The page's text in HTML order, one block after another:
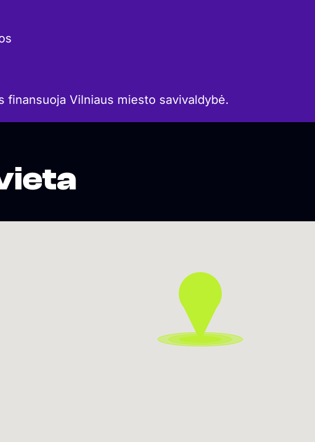
finansuoja Vilniaus miesto savivaldybė.